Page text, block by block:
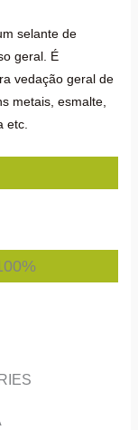
selante de
geral. É
vedação geral de
metais, esmalte,
etc.